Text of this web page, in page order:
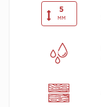
5
мм